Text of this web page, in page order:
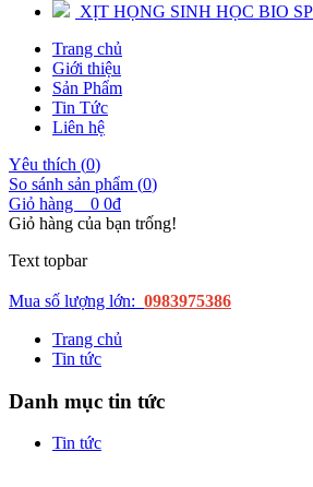
XỊT HỌNG SINH HỌC BIO
Trang chủ
Giới thiệu
Sản Phẩm
Tin Tức
Liên hệ
Yêu thích (0)
So sánh sản phẩm (0)
Giỏ hàng
0 0đ
Giỏ hàng của bạn trống!
Text topbar
Mua số lượng lớn: 0983975386
Trang chủ
Tin tức
Danh mục tin tức
Tin tức